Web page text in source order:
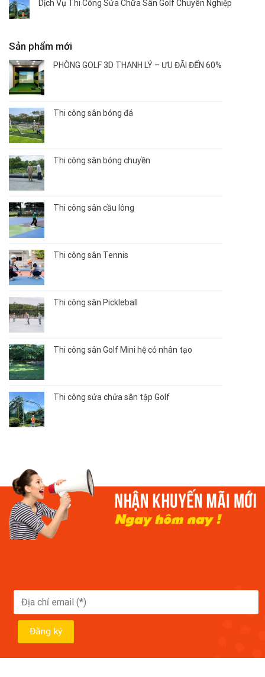
Dịch Vụ Thi Công Sửa Chữa Sân Golf Chuyên Nghiệp
Sản phẩm mới
PHÒNG GOLF 3D THANH LÝ – ƯU ĐÃI ĐẾN 60%
Thi công sân bóng đá
Thi công sân bóng chuyền
Thi công sân cầu lông
Thi công sân Tennis
Thi công sân Pickleball
Thi công sân Golf Mini hệ cỏ nhân tạo
Thi công sửa chửa sân tập Golf